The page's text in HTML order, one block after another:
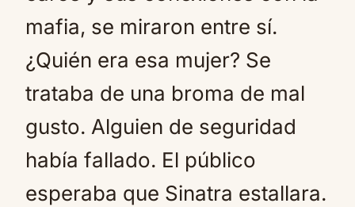
mafia, se miraron entre sí.
¿Quién era esa mujer? Se
trataba de una broma de mal
gusto. Alguien de seguridad
había fallado. El público
esperaba que Sinatra estallara.